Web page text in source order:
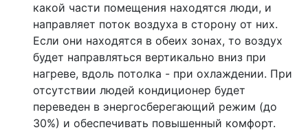
какой части помещения находятся люди, и
направляет поток воздуха в сторону от них.
Если они находятся в обеих зонах, то воздух
будет направляться вертикально вниз при
нагреве, вдоль потолка - при охлаждении. При
отсутствии людей кондиционер будет
переведен в энергосберегающий режим (до
30%) и обеспечивать повышенный комфорт.